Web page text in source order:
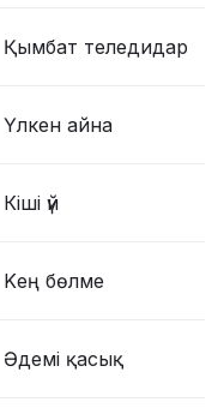
Қымбат теледидар
Үлкен айна
Кіші үй
Kең бөлме
Әдемі қасық